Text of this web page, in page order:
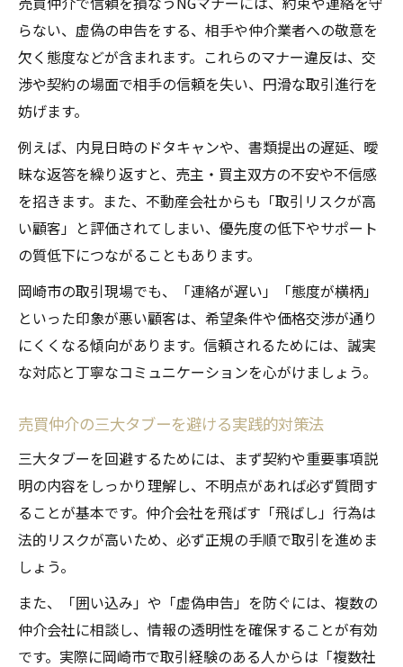
らない、虚偽の申告をする、相手や仲介業者への敬意を
欠く態度などが含まれます。これらのマナー違反は、交
渉や契約の場面で相手の信頼を失い、円滑な取引進行を
妨げます。
例えば、内見日時のドタキャンや、書類提出の遅延、曖
昧な返答を繰り返すと、売主・買主双方の不安や不信感
を招きます。また、不動産会社からも「取引リスクが高
い顧客」と評価されてしまい、優先度の低下やサポート
の質低下につながることもあります。
岡崎市の取引現場でも、「連絡が遅い」「態度が横柄」
といった印象が悪い顧客は、希望条件や価格交渉が通り
にくくなる傾向があります。信頼されるためには、誠実
な対応と丁寧なコミュニケーションを心がけましょう。
売買仲介の三大タブーを避ける実践的対策法
三大タブーを回避するためには、まず契約や重要事項説
明の内容をしっかり理解し、不明点があれば必ず質問す
ることが基本です。仲介会社を飛ばす「飛ばし」行為は
法的リスクが高いため、必ず正規の手順で取引を進めま
しょう。
また、「囲い込み」や「虚偽申告」を防ぐには、複数の
仲介会社に相談し、情報の透明性を確保することが有効
です。実際に岡崎市で取引経験のある人からは「複数社